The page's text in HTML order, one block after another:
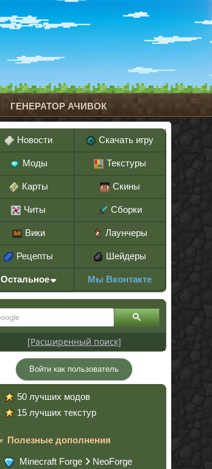
ГЕНЕРАТОР АЧИВОК
Новости Скачать игру
Моды Текстуры
Карты Скины
Читы Сборки
Вики Лаунчеры
Рецепты Шейдеры
Остальное Мы Вконтакте
[Расширенный поиск]
Войти как пользователь
50 лучших модов
15 лучших текстур
Полезные дополнения
Minecraft Forge
NeoForge